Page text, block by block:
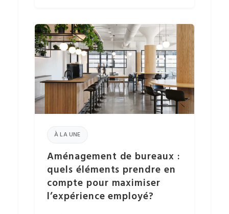
À LA UNE
Aménagement de bureaux :
quels éléments prendre en
compte pour maximiser
l’expérience employé?